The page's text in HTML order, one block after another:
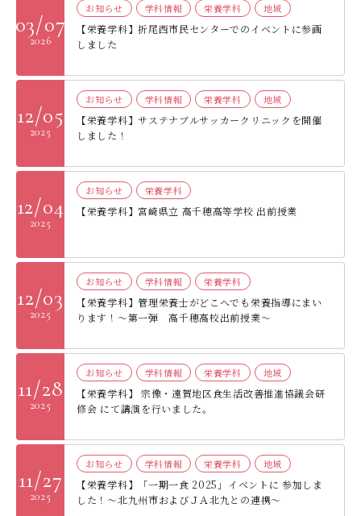
03/07
2026
お知らせ 学科情報 栄養学科 地域
【栄養学科】折尾西市民センターでのイベントに参画
しました
12/05
2025
お知らせ 学科情報 栄養学科 地域
【栄養学科】サステナブルサッカークリニックを開催
しました！
12/04
2025
お知らせ 栄養学科
【栄養学科】宮崎県立 高千穂高等学校 出前授業
12/03
2025
お知らせ 学科情報 栄養学科
【栄養学科】管理栄養士がどこへでも栄養指導にまい
ります！～第一弾 高千穂高校出前授業～
11/28
2025
お知らせ 学科情報 栄養学科 地域
【栄養学科】 宗像・遠賀地区食生活改善推進協議会研
修会 にて講演を行いました。
11/27
2025
お知らせ 学科情報 栄養学科 地域
【栄養学科】「一期一食 2025」イベントに 参加しま
した！～北九州市およびＪＡ北九との連携～